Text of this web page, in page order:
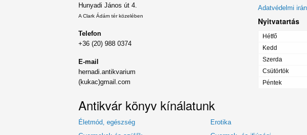
Hunyadi János út 4.
A Clark Ádám tér közelében
Telefon
+36 (20) 988 0374
E-mail
hernadi.antikvarium
(kukac)gmail.com
Adatvédelmi
Nyitvatartás
Hétfő
Kedd
Szerda
Csütörtök
Péntek
Antikvár könyv kínálatunk
Életmód, egészség Erotika